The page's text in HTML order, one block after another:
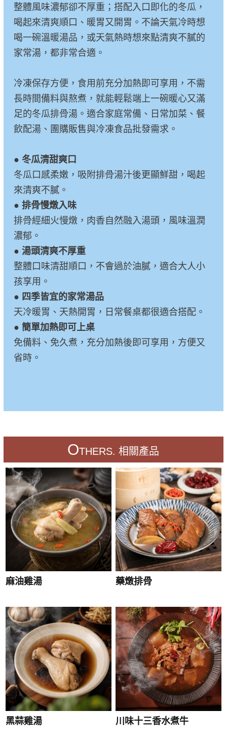
整體風味濃郁卻不厚重；搭配入口即化的冬瓜，
喝起來清爽順口、暖胃又開胃。不論天氣冷時想
喝一碗溫暖湯品，或天氣熱時想來點清爽不膩的
家常湯，都非常合適。
冷凍保存方便，食用前充分加熱即可享用，不需
長時間備料與熬煮，就能輕鬆端上一碗暖心又滿
足的冬瓜排骨湯。適合家庭常備、日常加菜、餐
飲配湯、團購販售與冷凍食品批發需求。
● 冬瓜清甜爽口
冬瓜口感柔嫩，吸附排骨湯汁後更顯鮮甜，喝起
來清爽不膩。
● 排骨慢燉入味
排骨經細火慢燉，肉香自然融入湯頭，風味溫潤
濃郁。
● 湯頭清爽不厚重
整體口味清甜順口，不會過於油膩，適合大人小
孩享用。
● 四季皆宜的家常湯品
天冷暖胃、天熱開胃，日常餐桌都很適合搭配。
● 簡單加熱即可上桌
免備料、免久煮，充分加熱後即可享用，方便又
省時。
OTHERS. 相關產品
麻油雞湯 藥燉排骨
黑蒜雞湯 川味十三香水煮牛